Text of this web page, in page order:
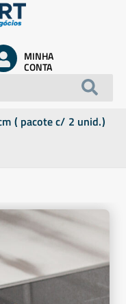
MINHA
CONTA
( pacote c/ 2 unid.)